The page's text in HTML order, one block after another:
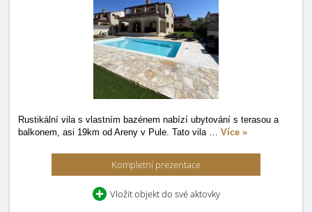
Rustikální vila s vlastním bazénem nabízí ubytování s terasou a
balkonem, asi 19km od Areny v Pule. Tato vila … Více »
Kompletní prezentace
Vložit objekt do své aktovky